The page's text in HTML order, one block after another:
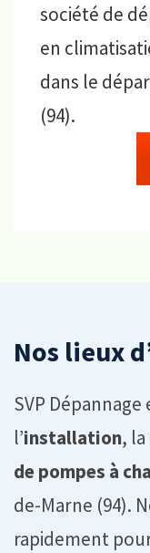
société de
en
dans le
(94).
Nos lieux
SVP
l’installation, la
de pompes à
de-Marne (94).
rapidement